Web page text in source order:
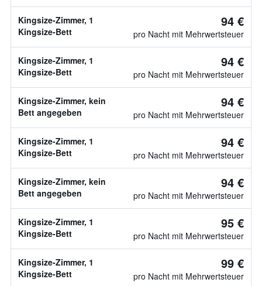
Kingsize-Zimmer, 1
Kingsize-Bett
94 €
pro Nacht mit Mehrwertsteuer
Kingsize-Zimmer, 1
Kingsize-Bett
94 €
pro Nacht mit Mehrwertsteuer
Kingsize-Zimmer, kein
Bett angegeben
94 €
pro Nacht mit Mehrwertsteuer
Kingsize-Zimmer, 1
Kingsize-Bett
94 €
pro Nacht mit Mehrwertsteuer
Kingsize-Zimmer, kein
Bett angegeben
94 €
pro Nacht mit Mehrwertsteuer
Kingsize-Zimmer, 1
Kingsize-Bett
95 €
pro Nacht mit Mehrwertsteuer
Kingsize-Zimmer, 1
Kingsize-Bett
99 €
pro Nacht mit Mehrwertsteuer